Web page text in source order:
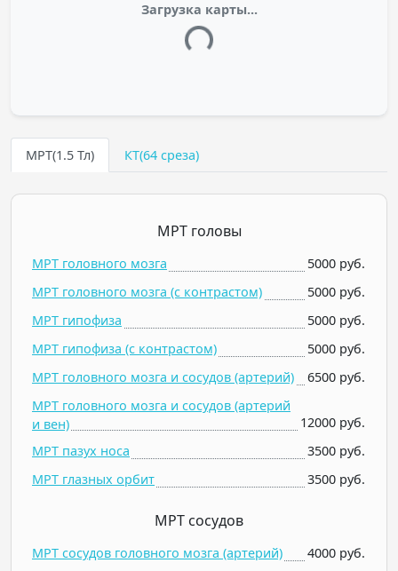
Загрузка карты...
МРТ(1.5 Тл) КТ(64 среза)
МРТ головы
МРТ головного мозга
5000 руб.
МРТ головного мозга (c контрастом)
5000 руб.
МРТ гипофиза
5000 руб.
МРТ гипофиза (c контрастом)
5000 руб.
МРТ головного мозга и сосудов (артерий)
6500 руб.
МРТ головного мозга и сосудов (артерий
и вен)
12000 руб.
МРТ пазух носа
3500 руб.
МРТ глазных орбит
3500 руб.
МРТ сосудов
МРТ сосудов головного мозга (артерий)
4000 руб.